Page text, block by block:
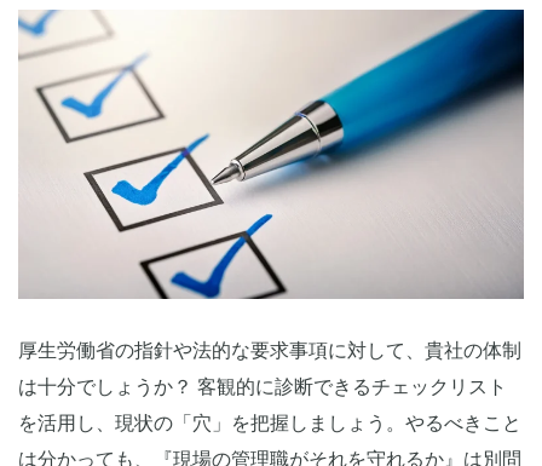
厚生労働省の指針や法的な要求事項に対して、貴社の体制
は十分でしょうか？ 客観的に診断できるチェックリスト
を活用し、現状の「穴」を把握しましょう。やるべきこと
は分かっても、『現場の管理職がそれを守れるか』は別問